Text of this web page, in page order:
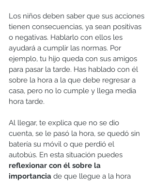
Los niños deben saber que sus acciones
tienen consecuencias, ya sean positivas
o negativas. Hablarlo con ellos les
ayudará a cumplir las normas. Por
ejemplo, tu hijo queda con sus amigos
para pasar la tarde. Has hablado con él
sobre la hora a la que debe regresar a
casa, pero no lo cumple y llega media
hora tarde.
Al llegar, te explica que no se dio
cuenta, se le pasó la hora, se quedó sin
batería su móvil o que perdió el
autobús. En esta situación puedes
reflexionar con él sobre la
importancia de que llegue a la hora